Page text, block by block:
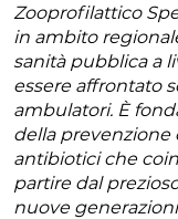
Zooprofilattico
in ambito
sanità pubblica a
essere affrontato
ambulatori. È
della prevenzione
antibiotici che
partire dal
nuove